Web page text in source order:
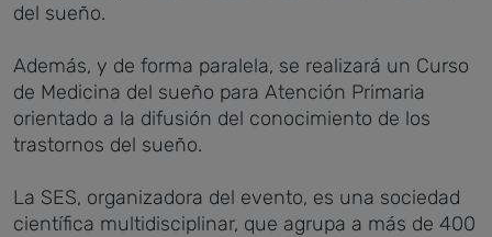
del sueño.
Además, y de forma paralela, se realizará un Curso
de Medicina del sueño para Atención Primaria
orientado a la difusión del conocimiento de los
trastornos del sueño.
La SES, organizadora del evento, es una sociedad
científica multidisciplinar, que agrupa a más de 400